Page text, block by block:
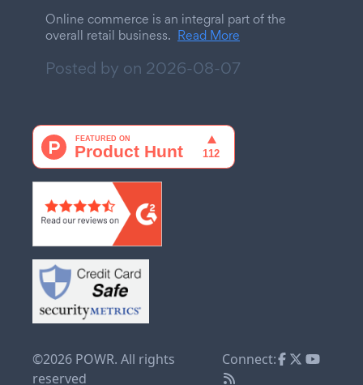
Online commerce is an integral part of the
overall retail business. Read More
Posted by on 2026-08-07
©2026 POWR. All rights
reserved
Connect: